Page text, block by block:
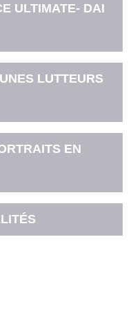
ULTIMATE- DAI
LUTTEURS
EN